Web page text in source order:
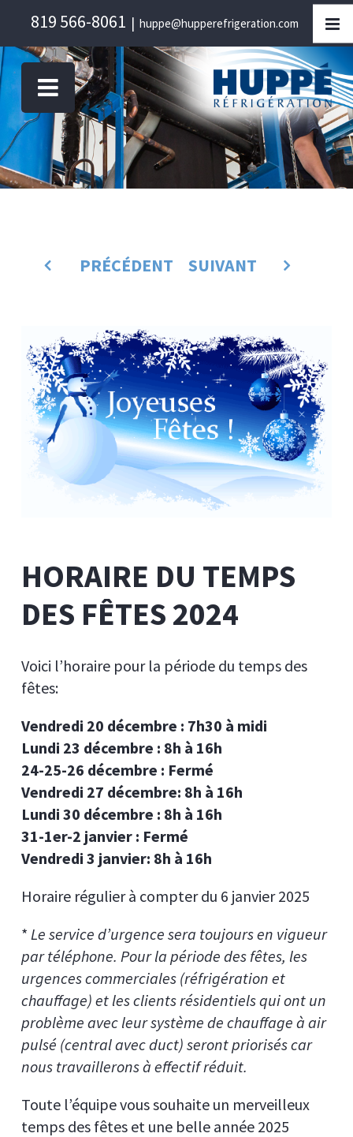
content
819 566-8061 | huppe@hupperefrigeration.com
PRÉCÉDENT SUIVANT
HORAIRE DU TEMPS
DES FÊTES 2024
Voici l’horaire pour la période du temps des
fêtes:
Vendredi 20 décembre : 7h30 à midi
Lundi 23 décembre : 8h à 16h
24-25-26 décembre : Fermé
Vendredi 27 décembre: 8h à 16h
Lundi 30 décembre : 8h à 16h
31-1er-2 janvier : Fermé
Vendredi 3 janvier: 8h à 16h
Horaire régulier à compter du 6 janvier 2025
* Le service d’urgence sera toujours en vigueur
par téléphone. Pour la période des fêtes, les
urgences commerciales (réfrigération et
chauffage) et les clients résidentiels qui ont un
problème avec leur système de chauffage à air
pulsé (central avec duct) seront priorisés car
nous travaillerons à effectif réduit.
Toute l’équipe vous souhaite un merveilleux
temps des fêtes et une belle année 2025